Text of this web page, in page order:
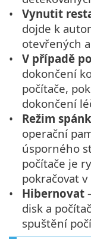
Vynutit
dojde k
otevřených
V případě
dokončení
počítače,
dokončení
Režim
operační
úsporného
počítače je
pokračovat
Hibernovat
disk a
spuštění